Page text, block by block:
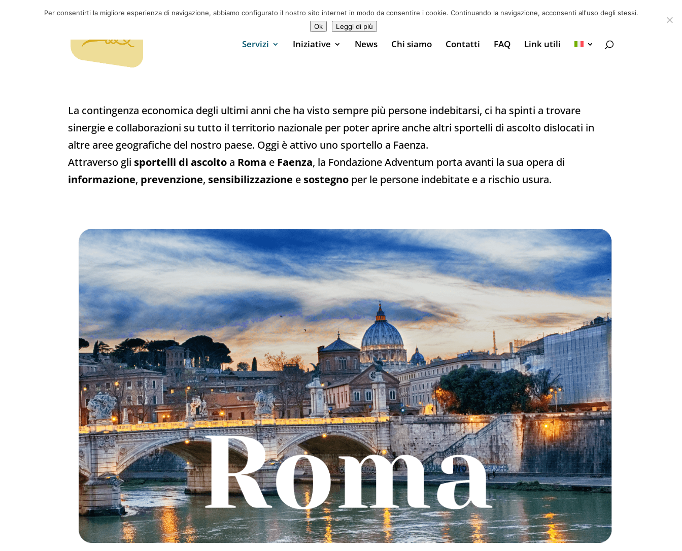
06 39725888 info@adventum.org
♥ Sostienici
Servizi Iniziative News Chi siamo Contatti FAQ Link utili
La contingenza economica degli ultimi anni che ha visto sempre più persone indebitarsi, ci ha spinti a trovare
sinergie e collaborazioni su tutto il territorio nazionale per poter aprire anche altri sportelli di ascolto dislocati in
altre aree geografiche del nostro paese. Oggi è attivo uno sportello a Faenza.
Attraverso gli sportelli di ascolto a Roma e Faenza, la Fondazione Adventum porta avanti la sua opera di
informazione, prevenzione, sensibilizzazione e sostegno per le persone indebitate e a rischio usura.
Per consentirti la migliore esperienza di navigazione, abbiamo configurato il nostro sito internet in modo da consentire i cookie. Continuando la navigazione, acconsenti all'uso degli stessi.
Ok
Leggi di più